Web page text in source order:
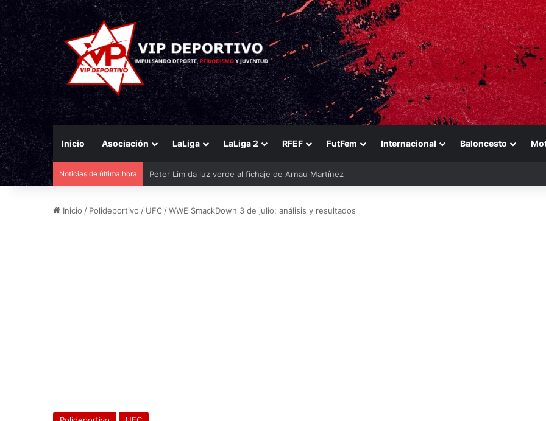
Inicio Asociación LaLiga LaLiga 2 RFEF FutFem Internacional Baloncesto
Noticias de última hora El Eldense mira a las canteras para reforzarse
Inicio / Polideportivo / UFC /WWE SmackDown 3 de julio: análisis y resultados